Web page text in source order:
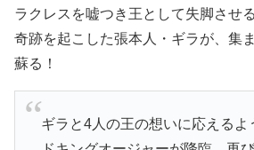
ラクレスを嘘つき王として失脚させ
奇跡を起こした張本人・ギラが、集
蘇る！
ギラと4人の王の想いに応えるよ